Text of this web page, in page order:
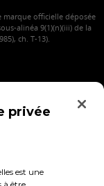
marque officielle déposée
alinéa 9(1)(n)(iii) de la
ch. T-13).
Accès employés
privée
est une